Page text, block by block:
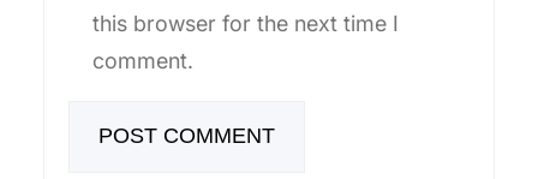
this browser for the next time I
comment.